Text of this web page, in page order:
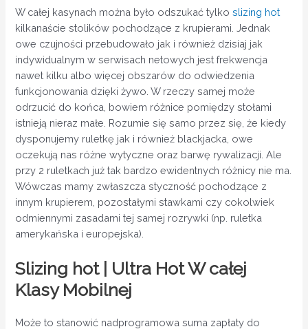
W całej kasynach można było odszukać tylkoslizing hot
kilkanaście stolików pochodzące z krupierami. Jednak
owe czujności przebudowało jak i również dzisiaj jak
indywidualnym w serwisach netowych jest frekwencja
nawet kilku albo więcej obszarów do odwiedzenia
funkcjonowania dzięki żywo. W rzeczy samej może
odrzucić do końca, bowiem różnice pomiędzy stołami
istnieją nieraz małe. Rozumie się samo przez się, że kiedy
dysponujemy ruletkę jak i również blackjacka, owe
oczekują nas różne wytyczne oraz barwę rywalizacji. Ale
przy 2 ruletkach już tak bardzo ewidentnych różnicy nie ma.
Wówczas mamy zwłaszcza styczność pochodzące z
innym krupierem, pozostałymi stawkami czy cokolwiek
odmiennymi zasadami tej samej rozrywki (np. ruletka
amerykańska i europejska).
Slizing hot | Ultra Hot W całej
Klasy Mobilnej
Może to stanowić nadprogramowa suma zapłaty do